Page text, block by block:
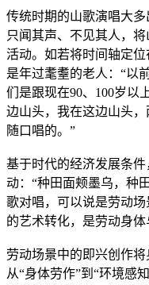
传统时期的山歌演唱大多
只闻其声、不见其人，
活动。如若将时间轴定
是年过耄耋的老人：“以
们是跟现在90、100岁以
边山头，我在这边山头
随口唱的。”
基于时代的经济发展条
动：“种田面颊墨乌，种
歌对唱，可以说是劳动
的艺术转化，是劳动身体
劳动场景中的即兴创作
从“身体劳作”到“环境感